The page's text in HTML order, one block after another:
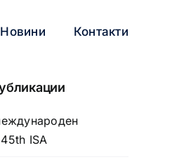
Новини Контакти
ISA